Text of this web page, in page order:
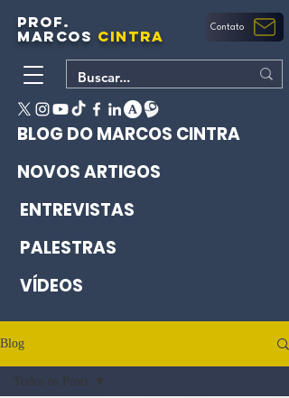
PROF.
MARCOS CINTRA Contato
BLOG DO MARCOS CINTRA
NOVOS ARTIGOS
ENTREVISTAS
PALESTRAS
VÍDEOS
Blog
Todos os Posts